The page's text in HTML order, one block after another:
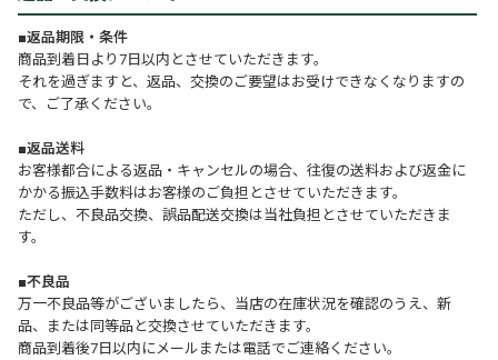
■返品期限・条件
商品到着日より7日以内とさせていただきます。
それを過ぎますと、返品、交換のご要望はお受けできなくなりますの
で、ご了承ください。
■返品送料
お客様都合による返品・キャンセルの場合、往復の送料および返金に
かかる振込手数料はお客様のご負担とさせていただきます。
ただし、不良品交換、誤品配送交換は当社負担とさせていただきま
す。
■不良品
万一不良品等がございましたら、当店の在庫状況を確認のうえ、新
品、または同等品と交換させていただきます。
商品到着後7日以内にメールまたは電話でご連絡ください。